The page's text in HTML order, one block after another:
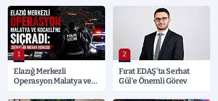
1
Elazığ Merkezli
Operasyon Malatya ve
2
Fırat EDAŞ'ta Serhat
Gül'e Önemli Görev